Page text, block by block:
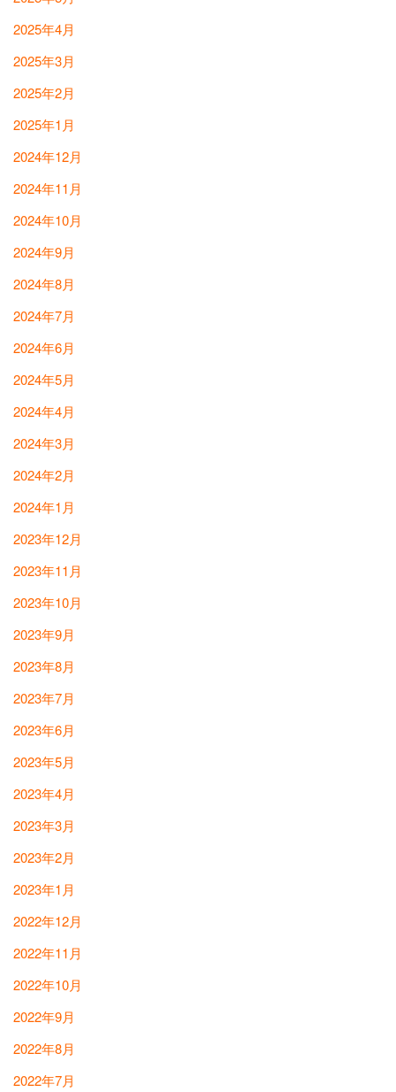
2025年4月
2025年3月
2025年2月
2025年1月
2024年12月
2024年11月
2024年10月
2024年9月
2024年8月
2024年7月
2024年6月
2024年5月
2024年4月
2024年3月
2024年2月
2024年1月
2023年12月
2023年11月
2023年10月
2023年9月
2023年8月
2023年7月
2023年6月
2023年5月
2023年4月
2023年3月
2023年2月
2023年1月
2022年12月
2022年11月
2022年10月
2022年9月
2022年8月
2022年7月